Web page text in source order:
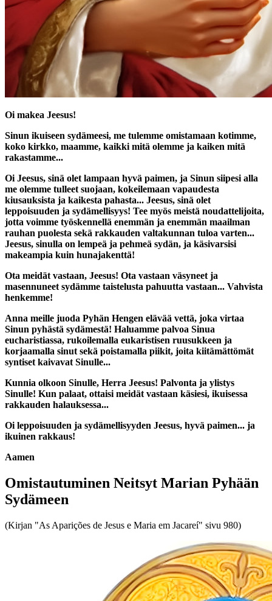
Oi makea Jeesus!
Sinun ikuiseen sydämeesi, me tulemme omistamaan kotimme,
koko kirkko, maamme, kaikki mitä olemme ja kaiken mitä
rakastamme...
Oi Jeesus, sinä olet lampaan hyvä paimen, ja Sinun siipesi alla
me olemme tulleet suojaan, kokeilemaan vapaudesta
kiusauksista ja kaikesta pahasta... Jeesus, sinä olet
leppoisuuden ja sydämellisyys! Tee myös meistä noudattelijoita,
jotta voimme työskennellä enemmän ja enemmän maailman
rauhan puolesta sekä rakkauden valtakunnan tuloa varten...
Jeesus, sinulla on lempeä ja pehmeä sydän, ja käsivarsisi
makeampia kuin hunajakenttä!
Ota meidät vastaan, Jeesus! Ota vastaan väsyneet ja
masennuneet sydämme taistelusta pahuutta vastaan... Vahvista
henkemme!
Anna meille juoda Pyhän Hengen elävää vettä, joka virtaa
Sinun pyhästä sydämestä! Haluamme palvoa Sinua
eucharistiassa, rukoilemalla eukaristisen ruusukkeen ja
korjaamalla sinut sekä poistamalla piikit, joita kiitämättömät
syntiset kaivavat Sinulle...
Kunnia olkoon Sinulle, Herra Jeesus! Palvonta ja ylistys
Sinulle! Kun palaat, ottaisi meidät vastaan käsiesi, ikuisessa
rakkauden halauksessa...
Oi leppoisuuden ja sydämellisyyden Jeesus, hyvä paimen... ja
ikuinen rakkaus!
Aamen
Omistautuminen Neitsyt Marian Pyhään
Sydämeen
(Kirjan "As Aparições de Jesus e Maria em Jacareí" sivu 980)